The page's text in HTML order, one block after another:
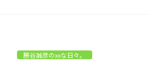
勝谷誠彦のxxな日々。